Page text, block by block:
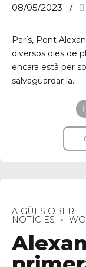
08/05/2023
París, Pont
diversos dies de
encara està per
salvaguardar la...
AIGÜES
NOTÍCIES